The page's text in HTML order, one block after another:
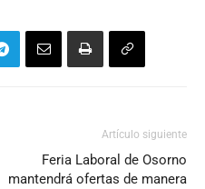
Artículo siguiente
Feria Laboral de Osorno
mantendrá ofertas de manera